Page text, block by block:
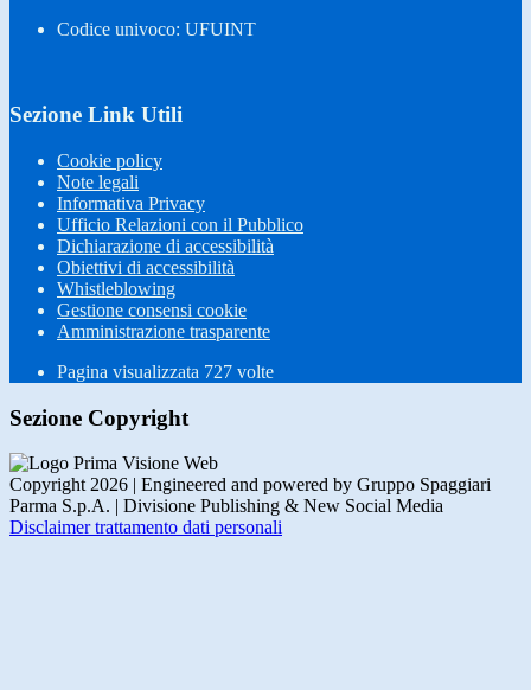
Codice univoco: UFUINT
Sezione Link Utili
Cookie policy
Note legali
Informativa Privacy
Ufficio Relazioni con il Pubblico
Dichiarazione di accessibilità
Obiettivi di accessibilità
Whistleblowing
Gestione consensi cookie
Amministrazione trasparente
Pagina visualizzata 727 volte
Sezione Copyright
Copyright 2026 | Engineered and powered by Gruppo Spaggiari
Parma S.p.A. | Divisione Publishing & New Social Media
Disclaimer trattamento dati personali